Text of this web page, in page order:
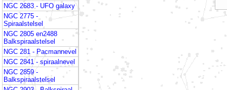
NGC 2683 - UFO galaxy
NGC 2775 -
Spiraalstelsel
NGC 2805 en2488
Balkspiraalstelsel
NGC 281 - Pacmannevel
NGC 2841 - spiraalnevel
NGC 2859 -
Balkspiraalstelsel